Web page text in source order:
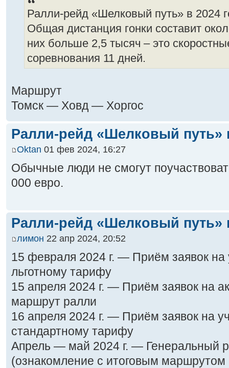
Ралли-рейд «Шелковый путь» в 2024
Общая дистанция гонки составит
них больше 2,5 тысяч – это
соревнования 11 дней.
Маршрут
Томск — Ховд — Хоргос
Ралли-рейд «Шелковый путь»
Oktan 01 фев 2024, 16:27
Обычные люди не смогут
000 евро.
Ралли-рейд «Шелковый путь»
лимон 22 апр 2024, 20:52
15 февраля 2024 г. — Приём заявок на
льготному тарифу
15 апреля 2024 г. — Приём заявок на
маршрут ралли
16 апреля 2024 г. — Приём заявок на
стандартному тарифу
Апрель — май 2024 г. — Генеральный
(ознакомление с итоговым маршрутом